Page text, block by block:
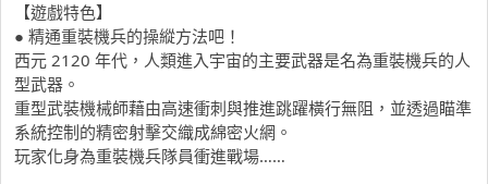
【遊戲特色】
● 精通重裝機兵的操縱方法吧！
西元 2120 年代，人類進入宇宙的主要武器是名為重裝機兵的人
型武器。
重型武裝機械師藉由高速衝刺與推進跳躍橫行無阻，並透過瞄準
系統控制的精密射擊交織成綿密火網。
玩家化身為重裝機兵隊員衝進戰場……